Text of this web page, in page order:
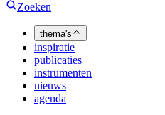
Zoeken
thema's
inspiratie
publicaties
instrumenten
nieuws
agenda